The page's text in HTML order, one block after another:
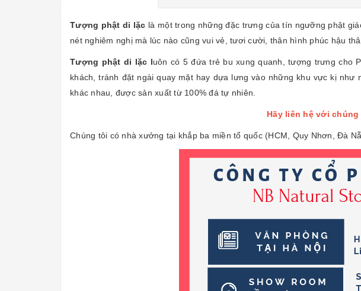
Tượng phật di lặc là một trong những đặc trưng của tín ngưỡng phật
nét nghiêm nghị mà lúc nào cũng vui vẻ, tươi cười, thân hình phúc hậu
Tượng phật di lặc luôn có 5 đứa trẻ bu xung quanh, tượng trưng cho
khách, tránh đặt ngài quay mặt hay dựa lưng vào những khu vực kị
khác nhau, được sản xuất từ 100% đá tự nhiên.
Hãy liên hệ với
Chúng tôi có nhà xưởng tại khắp ba miền tổ quốc (HCM, Quy Nhơn, Đà